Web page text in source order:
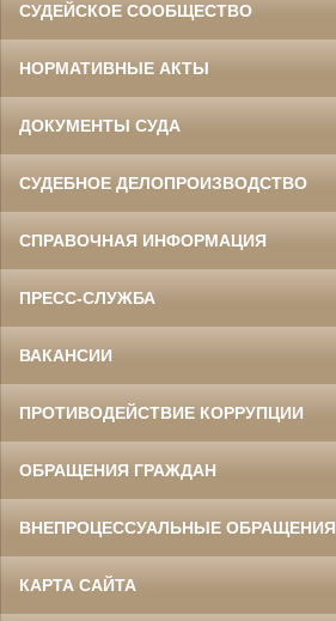
СУДЕЙСКОЕ СООБЩЕСТВО
НОРМАТИВНЫЕ АКТЫ
ДОКУМЕНТЫ СУДА
СУДЕБНОЕ ДЕЛОПРОИЗВОДСТВО
СПРАВОЧНАЯ ИНФОРМАЦИЯ
ПРЕСС-СЛУЖБА
ВАКАНСИИ
ПРОТИВОДЕЙСТВИЕ КОРРУПЦИИ
ОБРАЩЕНИЯ ГРАЖДАН
ВНЕПРОЦЕССУАЛЬНЫЕ ОБРАЩЕНИЯ
КАРТА САЙТА